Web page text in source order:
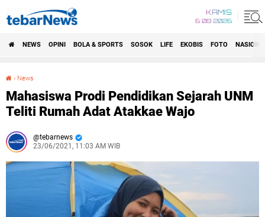
KAMIS
6 08 2026
NEWS OPINI BOLA & SPORTS SOSOK LIFE EKOBIS FOTO
› News
Mahasiswa Prodi Pendidikan Sejarah UNM
Teliti Rumah Adat Atakkae Wajo
tebarnews
23/06/2021, 11:03 AM WIB